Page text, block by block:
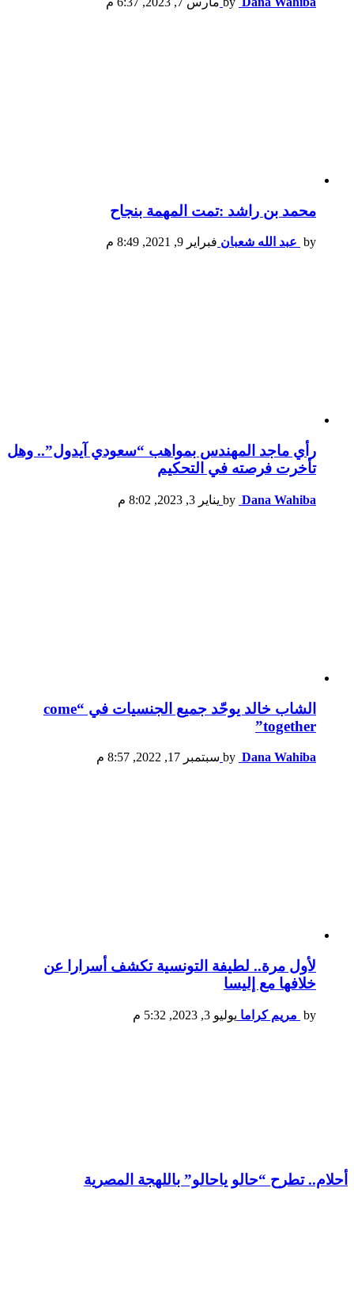
محمد بن راشد :تمت المهمة بنجاح
by عبد الله شعبان فبراير 9, 2021, 8:49 م
رأي ماجد المهندس بمواهب “سعودي آيدول”.. وهل
تأخرت فرصته في التحكيم
by Dana Wahiba يناير 3, 2023, 8:02 م
الشاب خالد يوحّد جميع الجنسيات في “come
together”
by Dana Wahiba سبتمبر 17, 2022, 8:57 م
لأول مرة.. لطيفة التونسية تكشف أسرارا عن
خلافها مع إليسا
by مريم كراما يوليو 3, 2023, 5:32 م
أحلام.. تطرح “حالو ياحالو” باللهجة المصرية